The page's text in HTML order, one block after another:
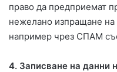
право да предприемат
нежелано изпращане
например чрез СПАМ
4. Записване на данни